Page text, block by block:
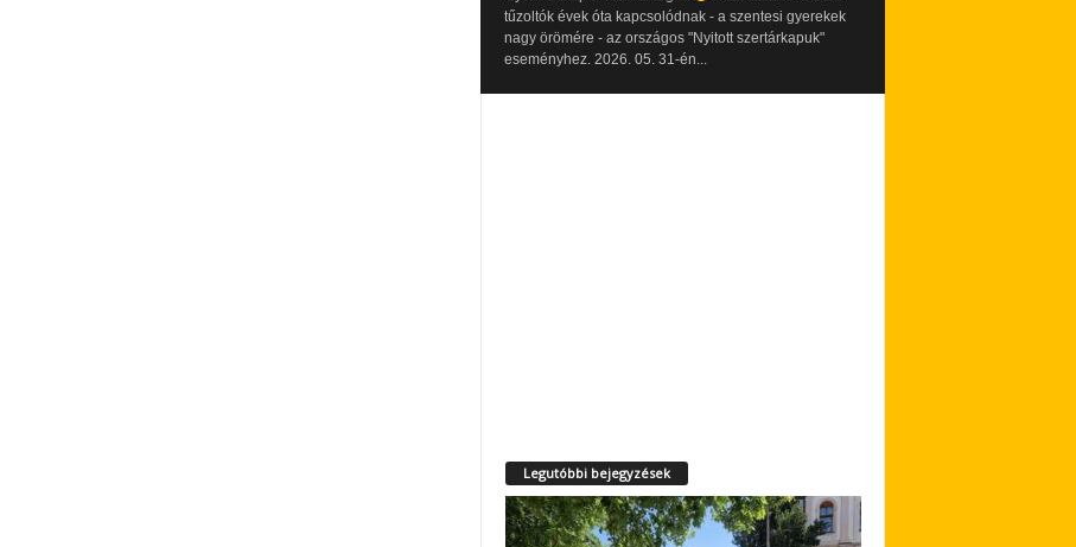
tűzoltók évek óta kapcsolódnak - a szentesi gyerekek
nagy örömére - az országos "Nyitott szertárkapuk"
eseményhez. 2026. 05. 31-én...
Legutóbbi bejegyzések